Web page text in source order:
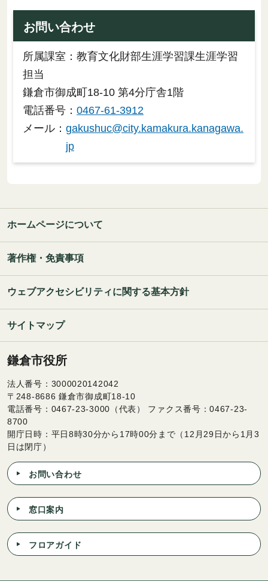
お問い合わせ
所属課室：教育文化財部生涯学習課生涯学習
担当
鎌倉市御成町18-10 第4分庁舎1階
電話番号： 0467-61-3912
メール： gakushuc@city.kamakura.kanagawa.
jp
ホームページについて
著作権・免責事項
ウェブアクセシビリティに関する基本方針
サイトマップ
鎌倉市役所
法人番号：3000020142042
〒248-8686 鎌倉市御成町18-10
電話番号：0467-23-3000（代表） ファクス番号：0467-23-
8700
開庁日時：平日8時30分から17時00分まで（12月29日から1月3
日は閉庁）
お問い合わせ
窓口案内
フロアガイド